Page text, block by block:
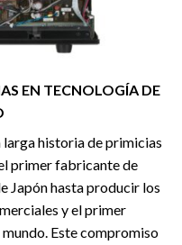
EN TECNOLOGÍA DE
larga historia de primicias
primer fabricante de
Japón hasta producir los
y el primer
Este compromiso